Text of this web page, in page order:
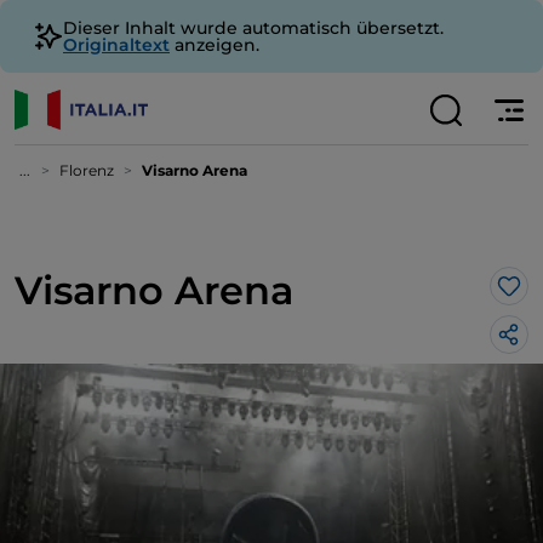
Dieser Inhalt wurde automatisch übersetzt.
Originaltext anzeigen.
... Florenz Visarno Arena
Visarno Arena